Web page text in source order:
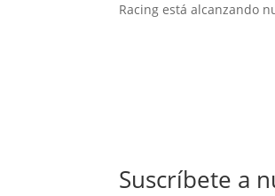
Racing está alcanzando
Suscríbete a